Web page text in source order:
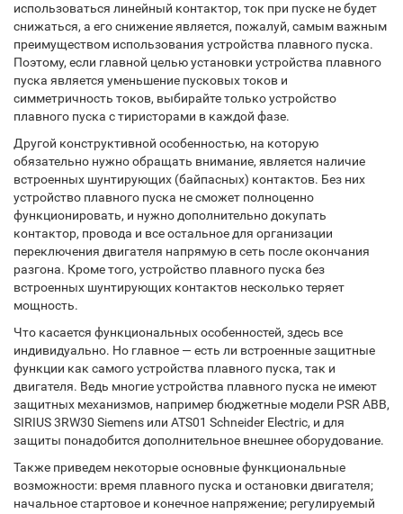
использоваться линейный контактор, ток при пуске не будет
снижаться, а его снижение является, пожалуй, самым важным
преимуществом использования устройства плавного пуска.
Поэтому, если главной целью установки устройства плавного
пуска является уменьшение пусковых токов и
симметричность токов, выбирайте только устройство
плавного пуска с тиристорами в каждой фазе.
Другой конструктивной особенностью, на которую
обязательно нужно обращать внимание, является наличие
встроенных шунтирующих (байпасных) контактов. Без них
устройство плавного пуска не сможет полноценно
функционировать, и нужно дополнительно докупать
контактор, провода и все остальное для организации
переключения двигателя напрямую в сеть после окончания
разгона. Кроме того, устройство плавного пуска без
встроенных шунтирующих контактов несколько теряет
мощность.
Что касается функциональных особенностей, здесь все
индивидуально. Но главное — есть ли встроенные защитные
функции как самого устройства плавного пуска, так и
двигателя. Ведь многие устройства плавного пуска не имеют
защитных механизмов, например бюджетные модели PSR ABB,
SIRIUS 3RW30 Siemens или ATS01 Schneider Electric, и для
защиты понадобится дополнительное внешнее оборудование.
Также приведем некоторые основные функциональные
возможности: время плавного пуска и остановки двигателя;
начальное стартовое и конечное напряжение; регулируемый